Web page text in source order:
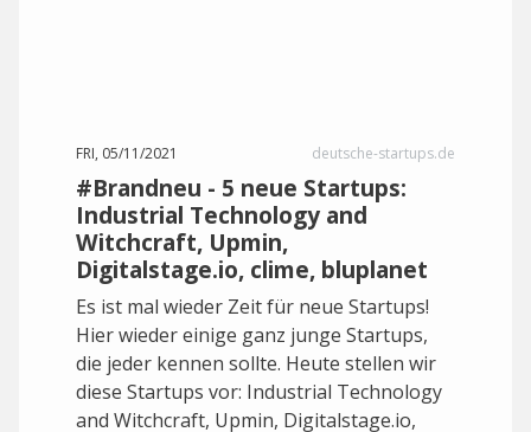
FRI, 05/11/2021 deutsche-startups.de
#Brandneu - 5 neue Startups:
Industrial Technology and
Witchcraft, Upmin,
Digitalstage.io, clime, bluplanet
Es ist mal wieder Zeit für neue Startups!
Hier wieder einige ganz junge Startups,
die jeder kennen sollte. Heute stellen wir
diese Startups vor: Industrial Technology
and Witchcraft, Upmin, Digitalstage.io,